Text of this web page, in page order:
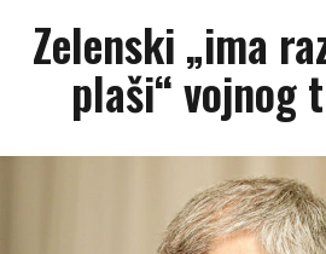
Zelenski „ima
plaši“ vojnog